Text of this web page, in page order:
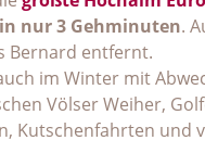
nur 3 Gehminuten.
Bernard entfernt.
im Winter mit
Völser Weiher,
Kutschenfahrten und